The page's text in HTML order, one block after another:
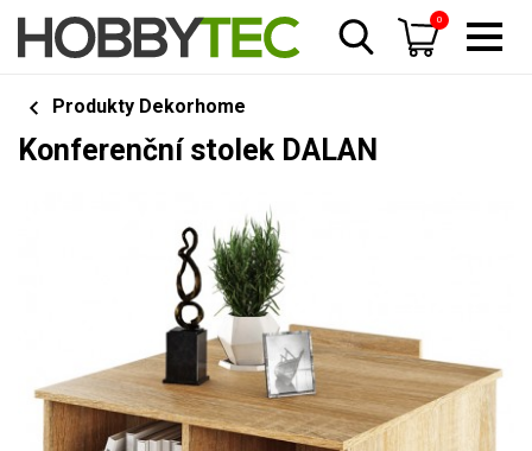
0
Produkty Dekorhome
Konferenční stolek DALAN